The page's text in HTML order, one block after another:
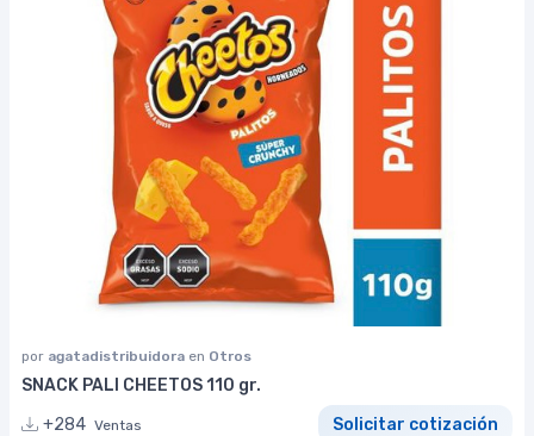
por agatadistribuidora en Otros
SNACK PALI CHEETOS 110 gr.
+284 Ventas Solicitar cotización